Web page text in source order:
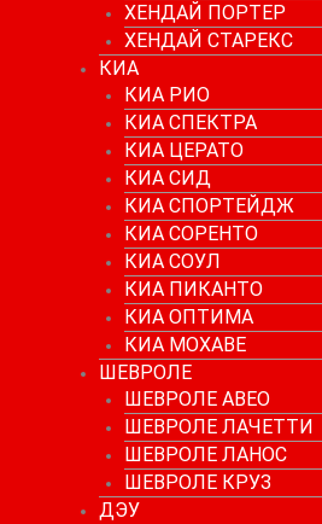
ХЕНДАЙ ПОРТЕР
ХЕНДАЙ СТАРЕКС
КИА
КИА РИО
КИА СПЕКТРА
КИА ЦЕРАТО
КИА СИД
КИА СПОРТЕЙДЖ
КИА СОРЕНТО
КИА СОУЛ
КИА ПИКАНТО
КИА ОПТИМА
КИА МОХАВЕ
ШЕВРОЛЕ
ШЕВРОЛЕ АВЕО
ШЕВРОЛЕ ЛАЧЕТТИ
ШЕВРОЛЕ ЛАНОС
ШЕВРОЛЕ КРУЗ
ДЭУ